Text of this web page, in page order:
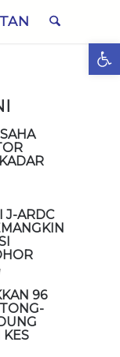
J-ARDC
96
KES